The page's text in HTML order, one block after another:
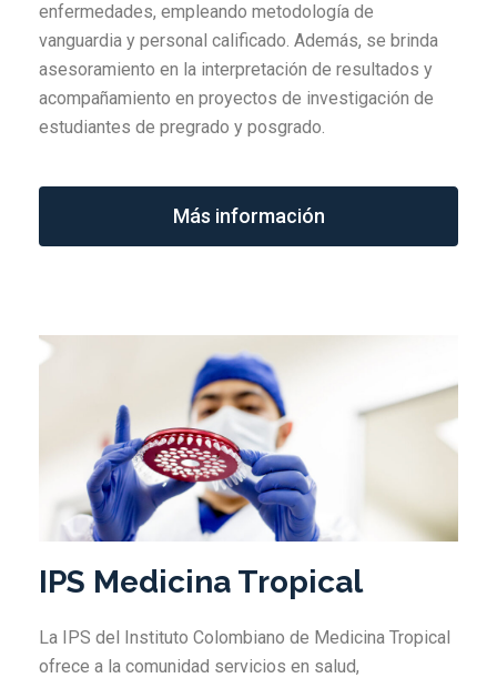
enfermedades, empleando metodología de
vanguardia y personal calificado. Además, se brinda
asesoramiento en la interpretación de resultados y
acompañamiento en proyectos de investigación de
estudiantes de pregrado y posgrado.
Más información
IPS Medicina Tropical
La IPS del Instituto Colombiano de Medicina Tropical
ofrece a la comunidad servicios en salud,